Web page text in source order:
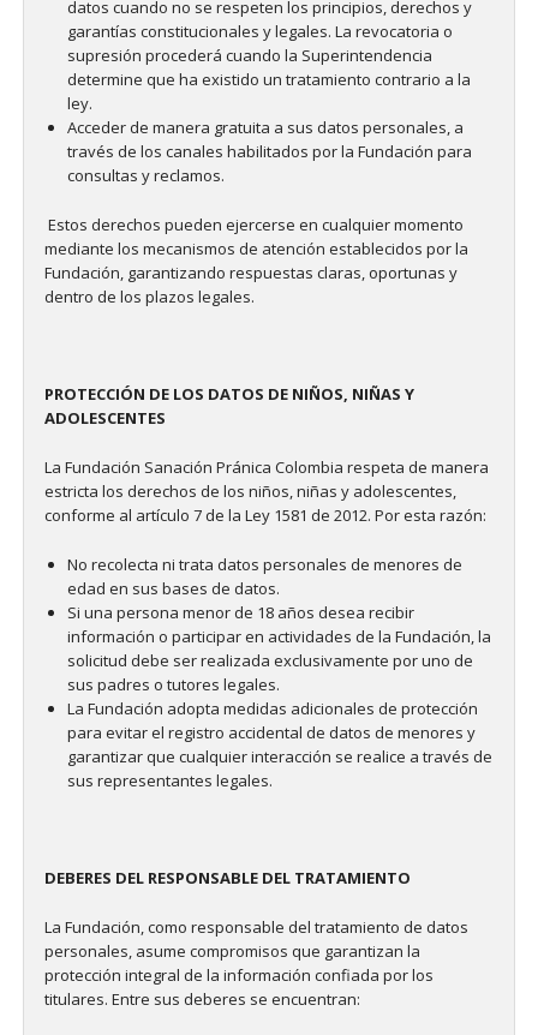
datos cuando no se respeten los principios, derechos y
garantías constitucionales y legales. La revocatoria o
supresión procederá cuando la Superintendencia
determine que ha existido un tratamiento contrario a la
ley.
Acceder de manera gratuita a sus datos personales, a
través de los canales habilitados por la Fundación para
consultas y reclamos.
Estos derechos pueden ejercerse en cualquier momento
mediante los mecanismos de atención establecidos por la
Fundación, garantizando respuestas claras, oportunas y
dentro de los plazos legales.
PROTECCIÓN DE LOS DATOS DE NIÑOS, NIÑAS Y
ADOLESCENTES
La Fundación Sanación Pránica Colombia respeta de manera
estricta los derechos de los niños, niñas y adolescentes,
conforme al artículo 7 de la Ley 1581 de 2012. Por esta razón:
No recolecta ni trata datos personales de menores de
edad en sus bases de datos.
Si una persona menor de 18 años desea recibir
información o participar en actividades de la Fundación, la
solicitud debe ser realizada exclusivamente por uno de
sus padres o tutores legales.
La Fundación adopta medidas adicionales de protección
para evitar el registro accidental de datos de menores y
garantizar que cualquier interacción se realice a través de
sus representantes legales.
DEBERES DEL RESPONSABLE DEL TRATAMIENTO
La Fundación, como responsable del tratamiento de datos
personales, asume compromisos que garantizan la
protección integral de la información confiada por los
titulares. Entre sus deberes se encuentran: